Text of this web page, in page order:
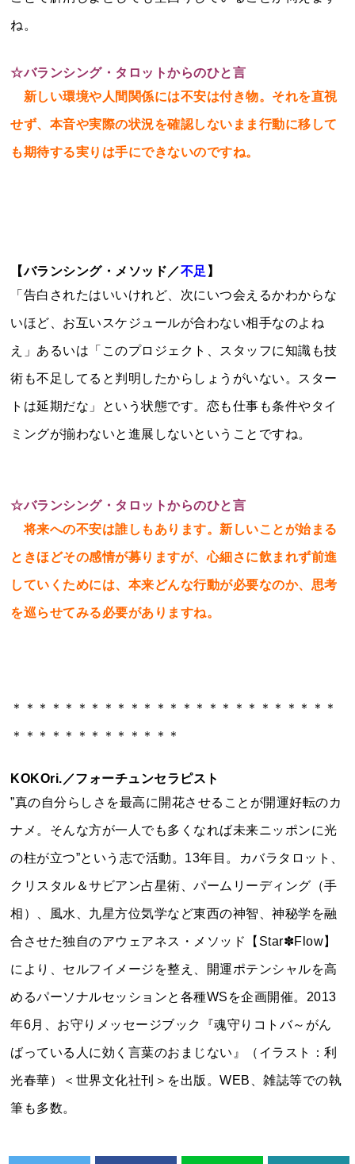
ね。
☆バランシング・タロットからのひと言
新しい環境や人間関係には不安は付き物。それを直視
せず、本音や実際の状況を確認しないまま行動に移して
も期待する実りは手にできないのですね。
【バランシング・メソッド／不足 】
「告白されたはいいけれど、次にいつ会えるかわからな
いほど、お互いスケジュールが合わない相手なのよね
え」あるいは「このプロジェクト、スタッフに知識も技
術も不足してると判明したからしょうがいない。スター
トは延期だな」という状態です。恋も仕事も条件やタイ
ミングが揃わないと進展しないということですね。
☆バランシング・タロットからのひと言
将来への不安は誰しもあります。新しいことが始まる
ときほどその感情が募りますが、心細さに飲まれず前進
していくためには、本来どんな行動が必要なのか、思考
を巡らせてみる必要がありますね。
＊＊＊＊＊＊＊＊＊＊＊＊＊＊＊＊＊＊＊＊＊＊＊＊＊
＊＊＊＊＊＊＊＊＊＊＊＊＊
KOKOri. ／フォーチュンセラピスト
”真の自分らしさを最高に開花させることが開運好転のカ
ナメ。そんな方が一人でも多くなれば未来ニッポンに光
の柱が立つ”という志で活動。13年目。カバラタロット、
クリスタル＆サビアン占星術、パームリーディング（手
相）、風水、九星方位気学など東西の神智、神秘学を融
合させた独自のアウェアネス・メソッド【Star✽Flow】
により、セルフイメージを整え、開運ポテンシャルを高
めるパーソナルセッションと各種WSを企画開催。2013
年6月、お守りメッセージブック『魂守りコトバ～がん
ばっている人に効く言葉のおまじない』（イラスト：利
光春華）＜世界文化社刊＞を出版。WEB、雑誌等での執
筆も多数。